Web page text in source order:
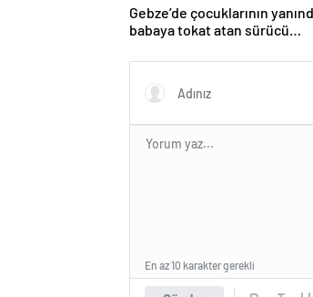
Gebze’de çocuklarının
babaya tokat atan sürücü
En az 10 karakter gerekli